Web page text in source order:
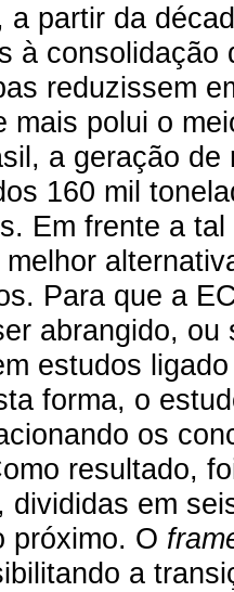
a partir da
à consolidação
reduzissem
mais polui o
a geração
160 mil
Em frente a
Para que a
abrangido,
estudos
forma, o
os
resultado,
divididas em
próximo. O
a